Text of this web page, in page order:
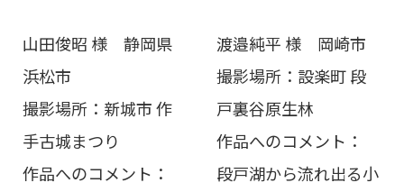
山田俊昭 様 静岡県
浜松市
撮影場所：新城市 作
手古城まつり
作品へのコメント：
渡邉純平 様 岡崎市
撮影場所：設楽町 段
戸裏谷原生林
作品へのコメント：
段戸湖から流れ出る小